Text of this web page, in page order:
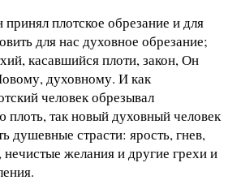
плотское обрезание и для
для нас духовное обрезание;
касавшийся плоти, закон, Он
духовному. И как
человек обрезывал
плоть, так новый духовный человек
душевные страсти: ярость, гнев,
нечистые желания и другие грехи и